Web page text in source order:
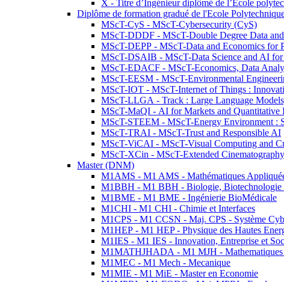
X - Titre d’Ingénieur diplômé de l’École
Diplôme de formation gradué de l'Ecole
MScT-CyS - MScT-Cybersecurity (CyS)
MScT-DDDF - MScT-Double Degree Data
MScT-DEPP - MScT-Data and Economics for
MScT-DSAIB - MScT-Data Science and AI for
MScT-EDACF - MScT-Economics, Data
MScT-EESM - MScT-Environmental
MScT-IOT - MScT-Internet of Things :
MScT-LLGA - Track : Large Language
MScT-MaQI - AI for Markets and Quantitative
MScT-STEEM - MScT-Energy Environment :
MScT-TRAI - MScT-Trust and Responsible AI
MScT-ViCAI - MScT-Visual Computing and
MScT-XCin - MScT-Extended
Master (DNM)
M1AMS - M1 AMS - Mathématiques
M1BBH - M1 BBH - Biologie, Biotechnologie
M1BME - M1 BME - Ingénierie BioMédicale
M1CHI - M1 CHI - Chimie et Interfaces
M1CPS - M1 CCSN - Maj. CPS - Système
M1HEP - M1 HEP - Physique des Hautes
M1IES - M1 IES - Innovation, Entreprise et
M1MATHJHADA - M1 MJH - Mathematiques
M1MEC - M1 Mech - Mecanique
M1MIE - M1 MiE - Master en Economie